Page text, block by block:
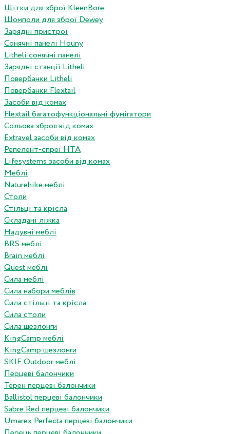
Щітки для зброї KleenBore
Шомполи для зброї Dewey
Зарядні пристрої
Сонячні панелі Houny
Litheli сонячні панелі
Зарядні станції Litheli
Повербанки Litheli
Повербанки Flextail
Засоби від комах
Flextail багатофункціональні фумігатори
Сольова зброя від комах
Extravel засоби від комах
Репелент-спреї HTA
Lifesystems засоби від комах
Меблі
Naturehike меблі
Столи
Стільці та крісла
Складані ліжка
Надувні меблі
BRS меблі
Brain меблі
Quest меблі
Сила меблі
Сила набори меблів
Сила стільці та крісла
Сила столи
Сила шезлонги
KingCamp меблі
KingCamp шезлонги
SKIF Outdoor меблі
Перцеві балончики
Терен перцеві балончики
Ballistol перцеві балончики
Sabre Red перцеві балончики
Umarex Perfecta перцеві балончики